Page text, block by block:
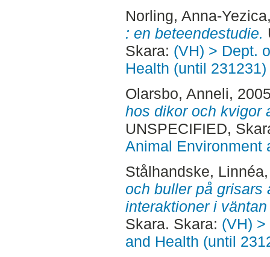
Norling, Anna-Yezica
: en beteendestudie.
Skara: (VH) > Dept.
Health (until 231231)
Olarsbo, Anneli,
hos dikor och kvigor
UNSPECIFIED,
Animal Environment
Stålhandske, Linnéa
och buller på grisars
interaktioner i
Skara. Skara: (VH)
and Health (until